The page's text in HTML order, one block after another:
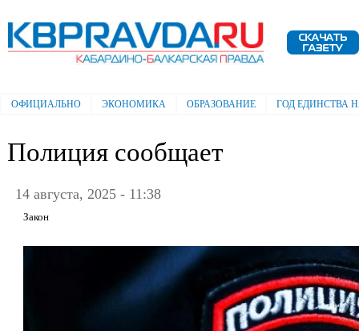
Электронная газета "Кабардино-
Балкарская правда"
Главное меню
ОФИЦИАЛЬНО ЭКОНОМИКА ОБРАЗОВАНИЕ ГОД ЕДИНСТВА
Полиция сообщает
14 августа, 2025 - 11:38
Закон